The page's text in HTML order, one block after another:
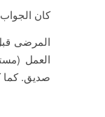
كان
المرضى
العمل
صديق. كما